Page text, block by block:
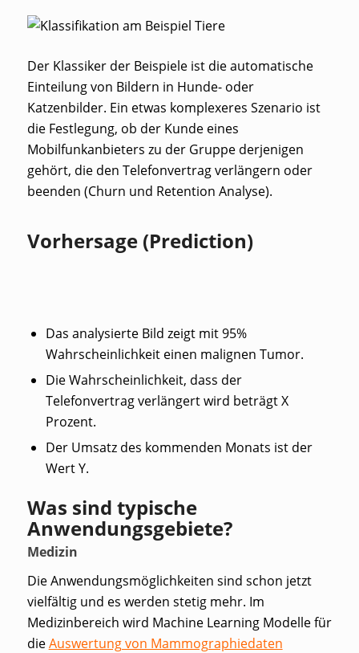
Der Klassiker der Beispiele ist die automatische
Einteilung von Bildern in Hunde- oder
Katzenbilder. Ein etwas komplexeres Szenario ist
die Festlegung, ob der Kunde eines
Mobilfunkanbieters zu der Gruppe derjenigen
gehört, die den Telefonvertrag verlängern oder
beenden (Churn und Retention Analyse).
Vorhersage (Prediction)
Das analysierte Bild zeigt mit 95%
Wahrscheinlichkeit einen malignen Tumor.
Die Wahrscheinlichkeit, dass der
Telefonvertrag verlängert wird beträgt X
Prozent.
Der Umsatz des kommenden Monats ist der
Wert Y.
Was sind typische
Anwendungsgebiete?
Medizin
Die Anwendungsmöglichkeiten sind schon jetzt
vielfältig und es werden stetig mehr. Im
Medizinbereich wird Machine Learning Modelle für
dieAuswertung von Mammographiedaten